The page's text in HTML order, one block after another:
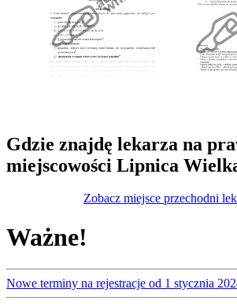
Gdzie znajdę lekarza na
miejscowości Lipnica
Zobacz miejsce przechodni
Ważne!
Nowe terminy na rejestracje od 1 stycznia